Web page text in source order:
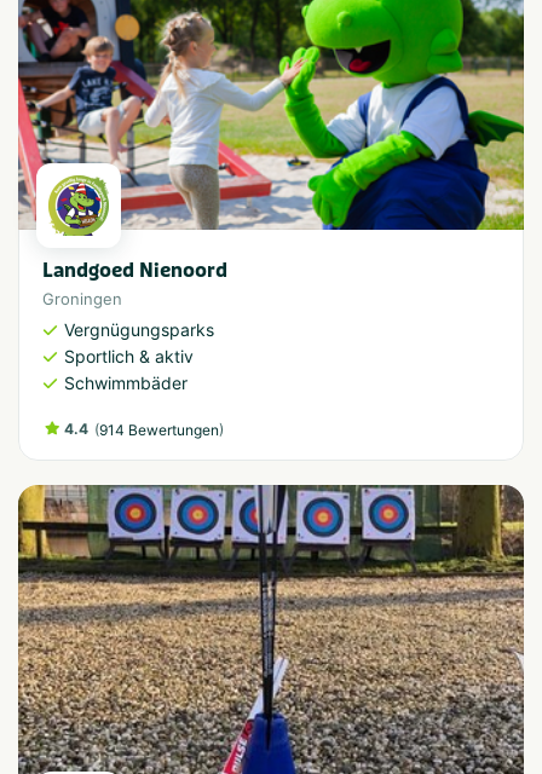
Landgoed Nienoord
Groningen
Vergnügungsparks
Sportlich & aktiv
Schwimmbäder
4.4 (914 Bewertungen)